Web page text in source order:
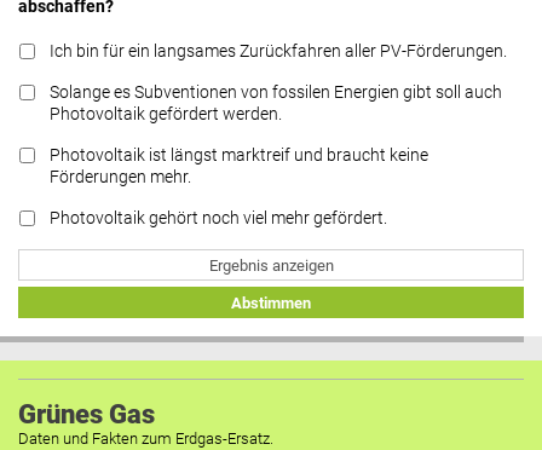
abschaffen?
Ich bin für ein langsames Zurückfahren aller PV-Förderungen.
Solange es Subventionen von fossilen Energien gibt soll auch
Photovoltaik gefördert werden.
Photovoltaik ist längst marktreif und braucht keine
Förderungen mehr.
Photovoltaik gehört noch viel mehr gefördert.
Ergebnis anzeigen
Abstimmen
Grünes Gas
Daten und Fakten zum Erdgas-Ersatz.